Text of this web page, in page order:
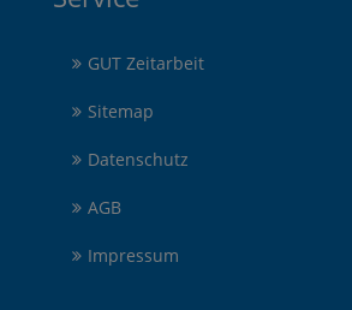
GUT Zeitarbeit
Sitemap
Datenschutz
AGB
Impressum